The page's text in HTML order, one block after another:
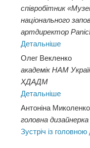
співробітник
національного
артдиректор
Детальніше
Олег Векленко
академік НАМ
ХДАДМ
Детальніше
Антоніна Миколенко
головна
Зустріч із